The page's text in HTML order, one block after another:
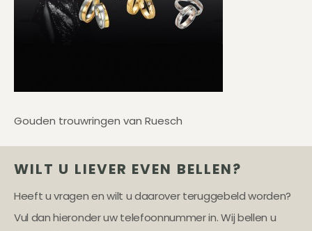
Gouden trouwringen van Ruesch
WILT U LIEVER EVEN BELLEN?
Heeft u vragen en wilt u daarover teruggebeld worden?
Vul dan hieronder uw telefoonnummer in. Wij bellen u